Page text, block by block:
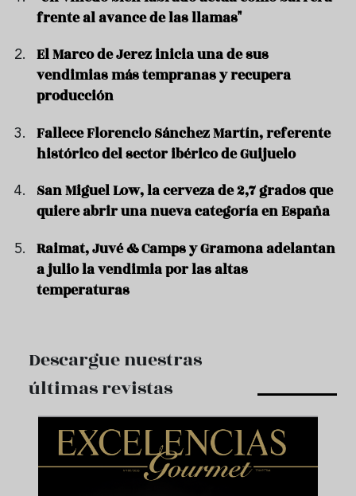
frente al avance de las llamas"
El Marco de Jerez inicia una de sus
vendimias más tempranas y recupera
producción
Fallece Florencio Sánchez Martín, referente
histórico del sector ibérico de Guijuelo
San Miguel Low, la cerveza de 2,7 grados que
quiere abrir una nueva categoría en España
Raimat, Juvé & Camps y Gramona adelantan
a julio la vendimia por las altas
temperaturas
Descargue nuestras
últimas revistas